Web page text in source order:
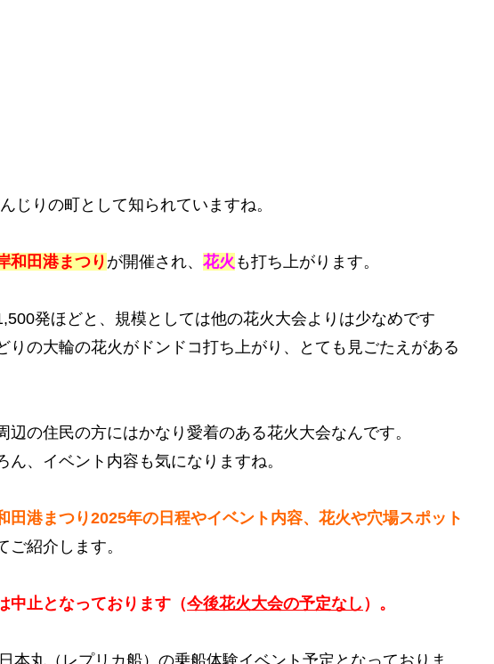
じりの町として知られていますね。
和田港まつり が開催され、 花火 も打ち上がります。
発ほどと、規模としては他の花火大会よりは少なめです
りの大輪の花火がドンドコ打ち上がり、とても見ごたえがある
辺の住民の方にはかなり愛着のある花火大会なんです。
ん、イベント内容も気になりますね。
田港まつり2025年の日程やイベント内容、花火や穴場スポット
ご紹介します。
中止となっております（今後花火大会の予定なし ）。
本丸（レプリカ船）の乗船体験イベント予定となっておりま